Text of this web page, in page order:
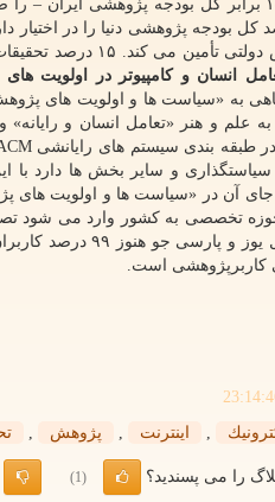
۱۰ میلیارد دلار – ۱۵ برابر کل بودجه
انسان و کامپیوتر در اولویت
به علم و هنر «تعامل انسان و
و سایر بخش ها دارد با
آن در «سیاست ها و اولویت های
تخصصی به کشور وارد می شود
۹۹ درصد کاربران از موتورهای خارجی مثل
کاربرپژوهشی است.
, اینترنت , پژوهش ,
را می پسندید؟ (1)